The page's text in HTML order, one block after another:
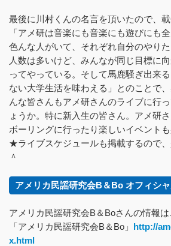
最後に川村くんの名言を頂いたので、
「アメ研は音楽にも音楽にも遊びにも
色んな人がいて、それぞれ自分のやりた
人数は多いけど、みんなが同じ目標に
ってやっている。そして馬鹿騒ぎ出来
ない大学生活を味わえる」とのことで
んな皆さんもアメ研さんのライブに行
ょうか。特に新入生の皆さん。アメ研
ボーリングに行ったり楽しいイベント
★ライブスケジュールも掲載するので
＾
アメリカ民謡研究会B＆Bo オフィシャ
アメリカ民謡研究会B＆Boさんの情報
「アメリカ民謡研究会B＆Bo」
http://
x.html